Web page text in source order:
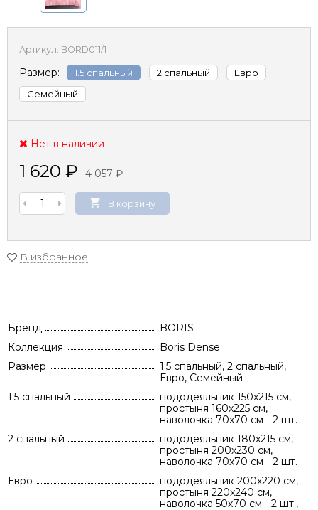
Артикул: BORD011/1
Размер: 1.5 спальный 2 спальный
Евро
Семейный
Нет в наличии
1 620 ₽ 4 057₽
В корзину
В избранное
Бренд
BORIS
Коллекция
Boris Dense
Размер
1.5 спальный, 2 спальный,
Евро, Семейный
1.5 спальный
пододеяльник 150х215 см,
простыня 160х225 см,
наволочка 70х70 см - 2 шт.
2 спальный
пододеяльник 180х215 см,
простыня 200х230 см,
наволочка 70х70 см - 2 шт.
Евро
пододеяльник 200х220 см,
простыня 220х240 см,
наволочка 50х70 см - 2 шт.,